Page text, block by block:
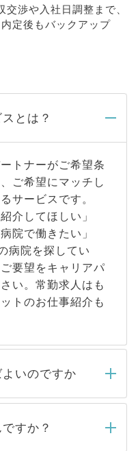
交渉や入社日調整まで、
内定後もバックアップ
とは？
トナーがご希望条
ご希望にマッチし
サービスです。
介してほしい」
院で働きたい」
病院を探してい
要望をキャリアパ
い。常勤求人はも
トのお仕事紹介も
いのですか
、弊社担当者がご
後メールもしくは
すか？